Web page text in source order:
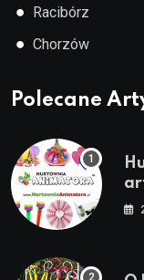
● Racibórz
● Chorzów
Polecane